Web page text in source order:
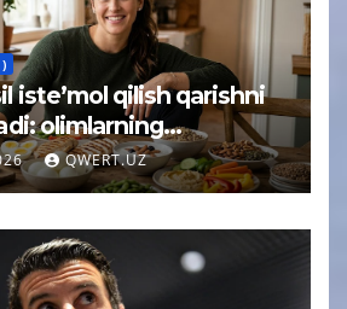
iste’mol qilish qarishni
olimlarning
QWERT.UZ